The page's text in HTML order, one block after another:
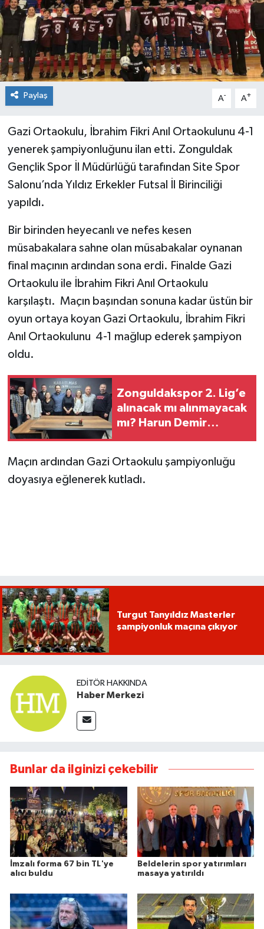
Paylaş A- A+
Gazi Ortaokulu, İbrahim Fikri Anıl Ortaokulunu 4-1
yenerek şampiyonluğunu ilan etti. Zonguldak
Gençlik Spor İl Müdürlüğü tarafından Site Spor
Salonu’nda Yıldız Erkekler Futsal İl Birinciliği
yapıldı.
Bir birinden heyecanlı ve nefes kesen
müsabakalara sahne olan müsabakalar oynanan
final maçının ardından sona erdi. Finalde Gazi
Ortaokulu ile İbrahim Fikri Anıl Ortaokulu
karşılaştı. Maçın başından sonuna kadar üstün bir
oyun ortaya koyan Gazi Ortaokulu, İbrahim Fikri
Anıl Ortaokulunu 4-1 mağlup ederek şampiyon
oldu.
Zonguldakspor 2. Lig’e
alınacak mı alınmayacak
mı? Harun Demir
Maçın ardından Gazi Ortaokulu şampiyonluğu
doyasıya eğlenerek kutladı.
Turgut Tanyıldız Masterler
şampiyonluk maçına çıkıyor
EDITÖR HAKKINDA
Haber Merkezi
Bunlar da ilginizi çekebilir
İmzalı forma 67 bin TL'ye
alıcı buldu
Beldelerin spor yatırımları
masaya yatırıldı
Siyaset
SPOR
YAŞAM